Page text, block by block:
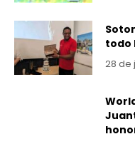
todo
28 de